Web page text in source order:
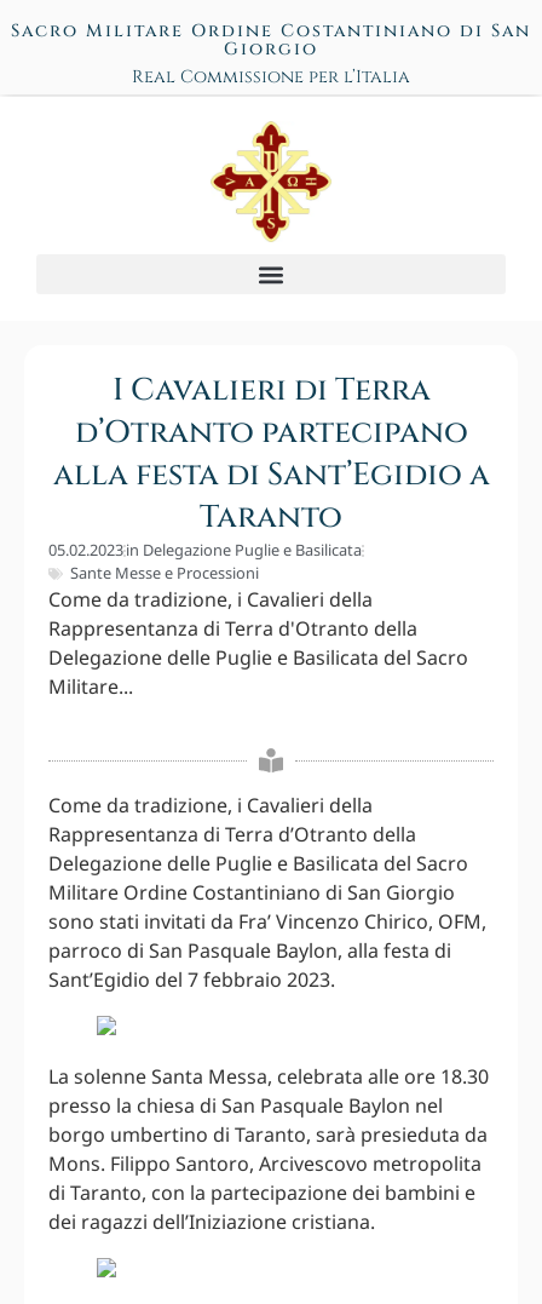
Sacro Militare Ordine Costantiniano di San
Giorgio
Real Commissione per l’Italia
I Cavalieri di Terra
d’Otranto partecipano
alla festa di Sant’Egidio a
Taranto
05.02.2023in Delegazione Puglie e Basilicata
Sante Messe e Processioni
Come da tradizione, i Cavalieri della
Rappresentanza di Terra d'Otranto della
Delegazione delle Puglie e Basilicata del Sacro
Militare...
Come da tradizione, i Cavalieri della
Rappresentanza di Terra d’Otranto della
Delegazione delle Puglie e Basilicata del Sacro
Militare Ordine Costantiniano di San Giorgio
sono stati invitati da Fra’ Vincenzo Chirico, OFM,
parroco di San Pasquale Baylon, alla festa di
Sant’Egidio del 7 febbraio 2023.
La solenne Santa Messa, celebrata alle ore 18.30
presso la chiesa di San Pasquale Baylon nel
borgo umbertino di Taranto, sarà presieduta da
Mons. Filippo Santoro, Arcivescovo metropolita
di Taranto, con la partecipazione dei bambini e
dei ragazzi dell’Iniziazione cristiana.